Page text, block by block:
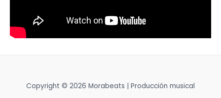
Copyright © 2026 Morabeats | Producción musical